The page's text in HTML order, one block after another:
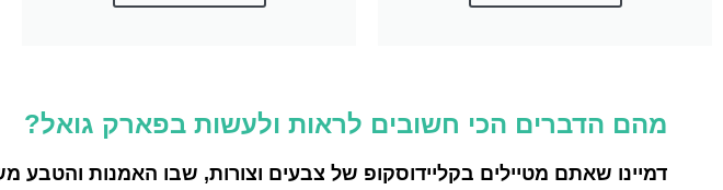
מהם הדברים הכי חשובים לראות ולעשות בפארק גואל?
דמיינו שאתם מטיילים בקליידוסקופ של צבעים וצורות, שבו האמנות והטבע